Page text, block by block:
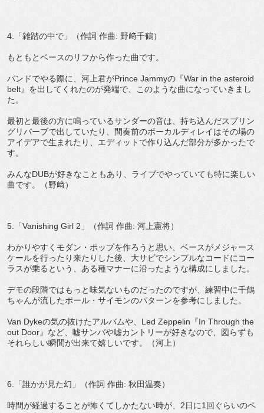
4.「雑踏の中で」（作詞 作曲: 野﨑千鶴）
もともとベースのリフから作った曲です。
バンドでやる際に、河上君がPrince Jammyの『War in the asteroid
belt』を出してくれたのが発端で、このような曲になっていきまし
た。
最初と最後の方に鳴っているサンダーの音は、持ち込んだスプリン
グリバーブで出していたり、間奏前のボーカルディレイはその場の
アイデアで生まれたり、エディットで作り込んだ部分が多かったで
す。
みんなDUBが好きなこともあり、ライブでやっていても特に楽しい
曲です。（野﨑）
5.「Vanishing Girl 2」（作詞 作曲: 河上憲将）
わかりやすくモダン・ポップを作ろうと思い、ベースがメジャース
ケールを行ったり来たりした後、大サビでシンプルなコードにコー
ラスが乗るという、ある種マナーに沿ったような構成にしました。
デモの段階ではもっと味気ないものだったのですが、練習中に千鶴
ちゃんが流したポール・サイモンのパターンを参考にしました。
Van Dykeの気の抜けたアルバムや、Led Zeppelin『In Through the
out Door』など、嘘サンバや嘘カントリーが好きなので、図らずも
それらしい瞬間が出来て嬉しいです。（河上）
6.「誰かが見た幻」（作詞 作曲: 秋田温奏）
時間が経過することが怖くてしかたない時が、2日に1回ぐらいのペ